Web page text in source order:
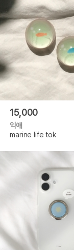
15,000
익애
marine life tok